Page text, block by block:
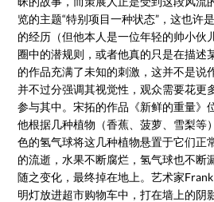
览的主题“特别项目一种状态”，这也许
的经历（但他本人是一位年轻的帅小伙
圈中的潜规则，或者他真的只是在描述
的作品充满了未知的刺激，这并不是说
并不过分强调其视觉性，观众需要花更
参与其中。宋拓的作品《新鲜的重量》
他根据几种植物（香蕉、菠萝、雪梨等
色的氢气球将这几种植物悬置于它们正
的流逝，水果不断腐烂，氢气球也不断
随之变化，最终掉在地上。艺术家
明灯放进超市购物车中，打在墙上的阴